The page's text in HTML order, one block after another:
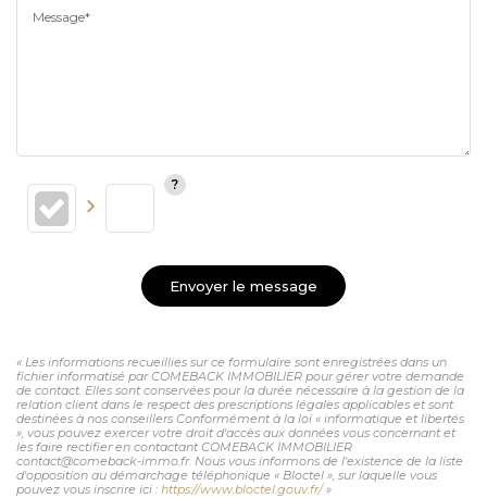
Message*
Envoyer le message
« Les informations recueillies sur ce formulaire sont enregistrées dans un
fichier informatisé par COMEBACK IMMOBILIER pour gérer votre demande
de contact. Elles sont conservées pour la durée nécessaire à la gestion de la
relation client dans le respect des prescriptions légales applicables et sont
destinées à nos conseillers Conformément à la loi « informatique et libertés
», vous pouvez exercer votre droit d'accès aux données vous concernant et
les faire rectifier en contactant COMEBACK IMMOBILIER
contact@comeback-immo.fr. Nous vous informons de l'existence de la liste
d'opposition au démarchage téléphonique « Bloctel », sur laquelle vous
pouvez vous inscrire ici : https://www.bloctel.gouv.fr/»